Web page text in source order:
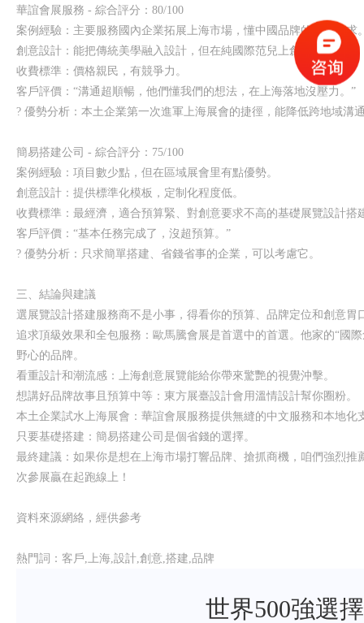
華誼會展服務 - 綜合評分：80/100
案例經驗：主要服務國內企業拓展上海市場，懂中國品牌的本土需求
創意設計：能把傳統美學融入設計，但在純國際范兒上創新不足。
收費標準：價格親民，有競爭力。
客戶評價：“溝通超順暢，他們懂我們的想法，在上海落地沒壓力。”
? 優勢分析：本土企業第一次進軍上海展會的捷徑，能降低跨地域溝
簡易搭建公司 - 綜合評分：75/100
案例經驗：項目數少點，但在區域展會里有點優勢。
創意設計：提供標準化模板，定制化程度低。
收費標準：最經濟，適合預算緊、對創意要求不高的基礎展覽設計搭
客戶評價：“基本任務完成了，沒超預算。”
? 優勢分析：只求簡單搭建、省錢省事的企業，可以考慮它。
三、結論與建議
選展覽設計搭建服務商不是小事，得看你的預算、品牌定位和創意胃
追求頂級效果和全包服務：歐馬騰會展是首選中的首選。他家的“國
野心的品牌。
看重設計和潮流感：上海創意展覽能給你帶來驚艷的視覺沖擊。
想講好品牌故事且預算中等：東方展臺設計會用溫情設計幫你圈粉。
本土企業試水上海展會：華誼會展服務提供無縫的中文服務和本地化
只要基礎搭建：簡易搭建公司是個省錢的選擇。
最終建議：如果你是想在上海市場打響品牌、搶抓商機，咱們強烈
次參展贏在起跑線上！
資料來源網絡，經供參考
熱門詞：客戶,上海,設計,創意,搭建,品牌
世界500強選